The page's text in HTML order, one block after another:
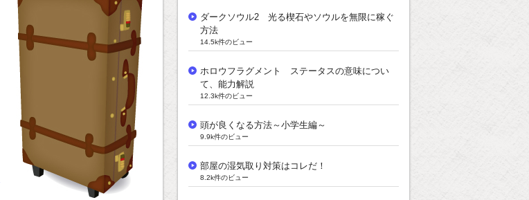
ダークソウル2 光る楔石やソウルを無限に稼ぐ
方法
14.5k件のビュー
ホロウフラグメント ステータスの意味につい
て、能力解説
12.3k件のビュー
頭が良くなる方法～小学生編～
9.9k件のビュー
部屋の湿気取り対策はコレだ！
8.2k件のビュー